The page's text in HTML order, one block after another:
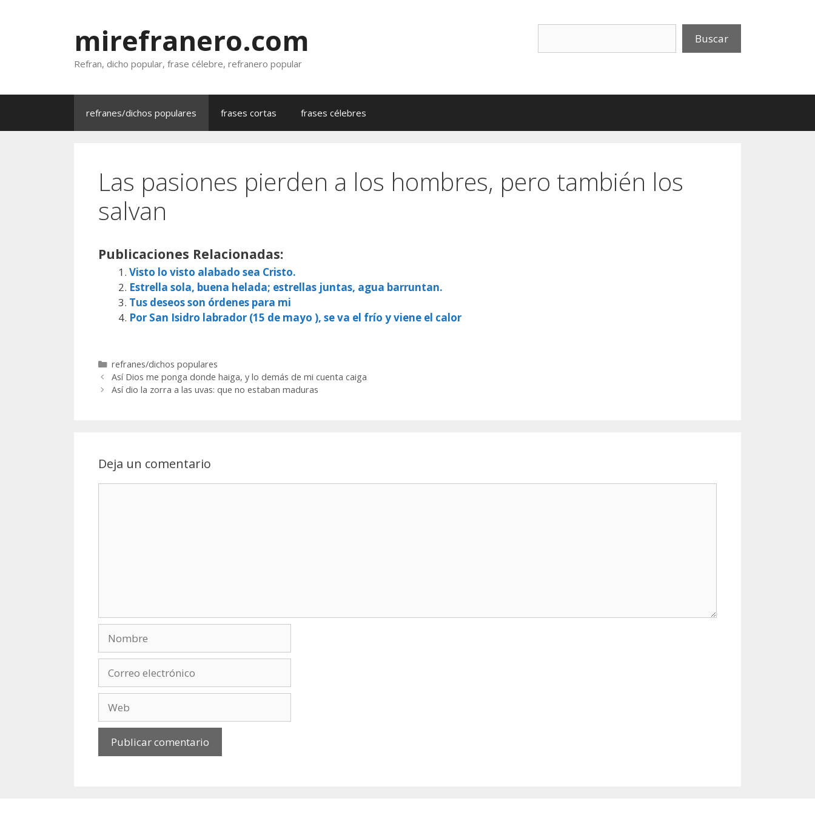
Buscar
mirefranero.com
Refran, dicho popular, frase célebre, refranero popular
refranes/dichos populares frases cortas frases célebres
Las pasiones pierden a los hombres, pero también los
salvan
Publicaciones Relacionadas:
Visto lo visto alabado sea Cristo.
Estrella sola, buena helada; estrellas juntas, agua barruntan.
Tus deseos son órdenes para mi
Por San Isidro labrador (15 de mayo ), se va el frío y viene el calor
Categorías
refranes/dichos populares
Así Dios me ponga donde haiga, y lo demás de mi cuenta caiga
Así dio la zorra a las uvas: que no estaban maduras
Deja un comentario
electrónico